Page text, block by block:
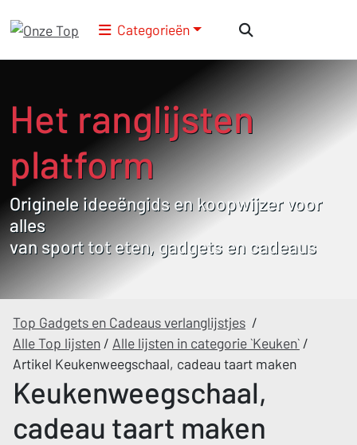
Categorieën
Het ranglijsten
platform
Originele ideeëngids en koopwijzer voor
alles
van sport tot eten, gadgets en cadeaus
Top Gadgets en Cadeaus verlanglijstjes /
Alle Top lijsten / Alle lijsten in categorie `Keuken` /
Artikel Keukenweegschaal, cadeau taart maken
Keukenweegschaal,
cadeau taart maken